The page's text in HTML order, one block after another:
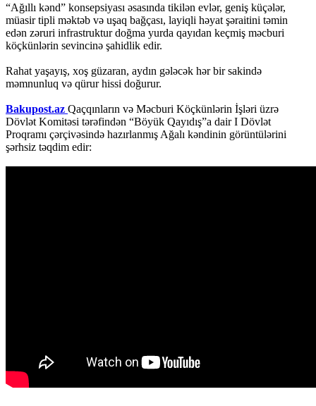
“Ağıllı kənd” konsepsiyası əsasında tikilən evlər, geniş küçələr,
müasir tipli məktəb və uşaq bağçası, layiqli həyat şəraitini təmin
edən zəruri infrastruktur doğma yurda qayıdan keçmiş məcburi
köçkünlərin sevincinə şahidlik edir.
Rahat yaşayış, xoş güzaran, aydın gələcək hər bir sakində
məmnunluq və qürur hissi doğurur.
Bakupost.az Qaçqınların və Məcburi Köçkünlərin İşləri üzrə
Dövlət Komitəsi tərəfindən “Böyük Qayıdış”a dair I Dövlət
Proqramı çərçivəsində hazırlanmış Ağalı kəndinin görüntülərini
şərhsiz təqdim edir: